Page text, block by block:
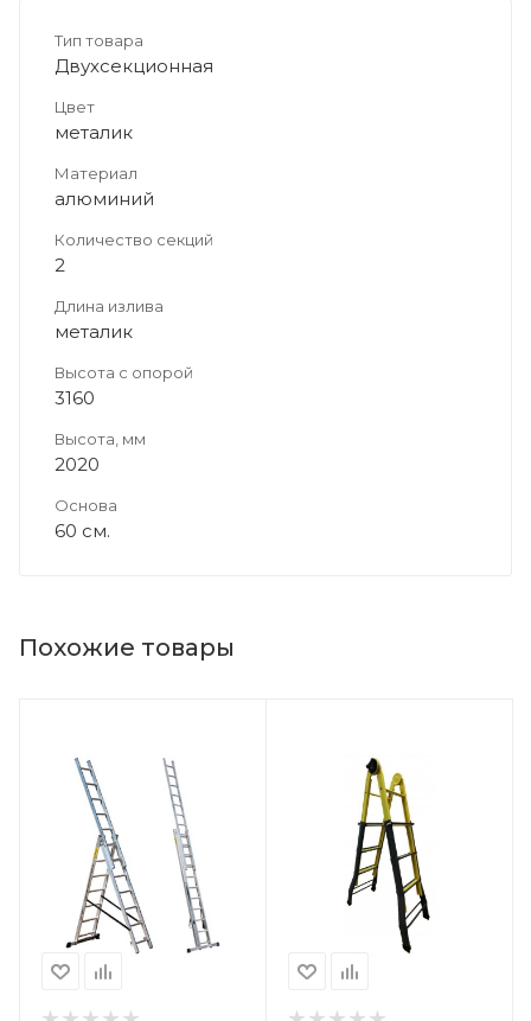
Тип товара
Двухсекционная
Цвет
металик
Материал
алюминий
Количество секций
2
Длина излива
металик
Высота с опорой
3160
Высота, мм
2020
Основа
60 см.
Похожие товары